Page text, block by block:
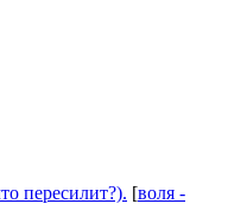
пересилит?). [воля -